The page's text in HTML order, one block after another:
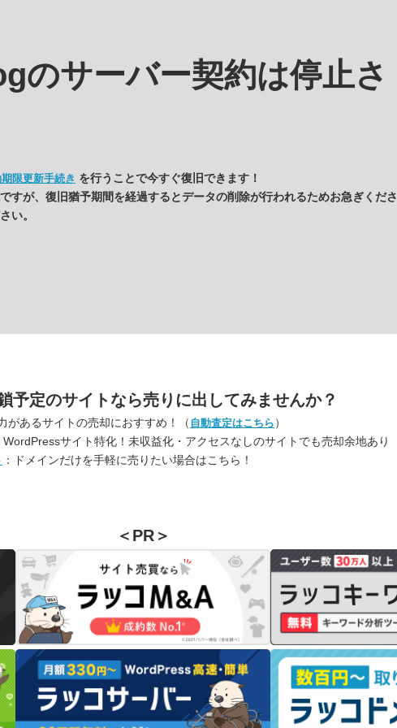
のサーバー契約は停止さ
限更新手続き を行うことで今すぐ復旧できます！
すが、復旧猶予期間を経過するとデータの削除が行われるためお急ぎくださ
い。
予定のサイトなら売りに出してみませんか？
があるサイトの売却におすすめ！（ 自動査定はこちら ）
WordPressサイト特化！未収益化・アクセスなしのサイトでも売却余地あり
：ドメインだけを手軽に売りたい場合はこちら！
＜PR＞